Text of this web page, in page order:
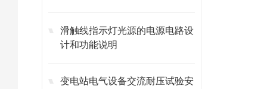
滑触线指示灯光源的电源电路设
计和功能说明
变电站电气设备交流耐压试验安